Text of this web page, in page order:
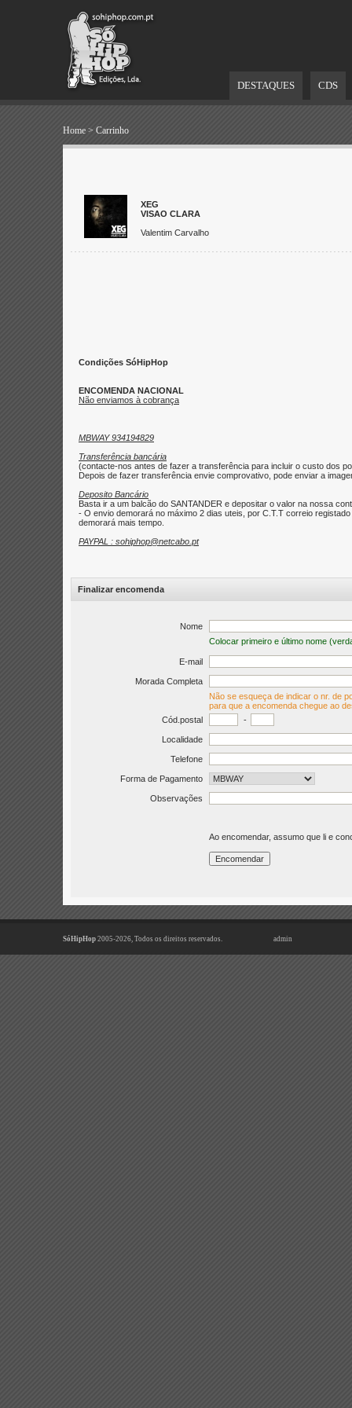
DESTAQUES CDS
Home > Carrinho
XEG
VISAO CLARA
Valentim Carvalho
Condições SóHipHop
ENCOMENDA NACIONAL
Não enviamos à cobrança
MBWAY 934194829
Transferência bancária
(contacte-nos antes de fazer a transferência para incluir o custo dos
Depois de fazer transferência envie comprovativo, pode enviar a
Deposito Bancário
Basta ir a um balcão do SANTANDER e depositar o valor na nossa
- O envio demorará no máximo 2 dias uteis, por C.T.T correio
demorará mais tempo.
PAYPAL : sohiphop@netcabo.pt
Finalizar encomenda
Nome
Colocar primeiro e último nome
E-mail
Morada Completa
Não se esqueça de indicar o nr. de
para que a encomenda chegue ao
Cód.postal
-
Localidade
Telefone
Forma de Pagamento
Observações
Ao encomendar, assumo que li e
SóHipHop 2005-2026, Todos os direitos reservados. admin